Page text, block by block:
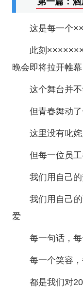
这是每一个
此刻
晚会即将拉开帷幕
这个舞台并
但青春舞动
这里没有叱
但每一位员
我们用自己
我们用自己
爱
每一句话，
每一个笑容
都是我们对